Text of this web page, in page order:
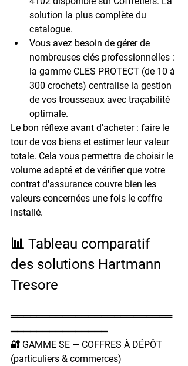
solution la plus complète du
catalogue.
Vous avez besoin de gérer de
nombreuses clés professionnelles :
la gamme CLES PROTECT (de 10 à
300 crochets) centralise la gestion
de vos trousseaux avec traçabilité
optimale.
Le bon réflexe avant d'acheter : faire le
tour de vos biens et estimer leur valeur
totale. Cela vous permettra de choisir le
volume adapté et de vérifier que votre
contrat d'assurance couvre bien les
valeurs concernées une fois le coffre
installé.
📊 Tableau comparatif
des solutions Hartmann
Tresore
═════════════════════════
═══════════════
🔐 GAMME SE — COFFRES À DÉPÔT
(particuliers & commerces)